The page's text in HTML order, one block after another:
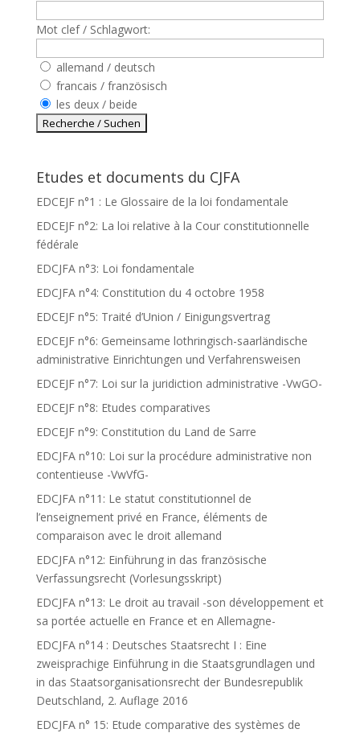
Mot clef / Schlagwort:
allemand / deutsch
francais / französisch
les deux / beide
Etudes et documents du CJFA
EDCEJF n°1 : Le Glossaire de la loi fondamentale
EDCEJF n°2: La loi relative à la Cour constitutionnelle
fédérale
EDCJFA n°3: Loi fondamentale
EDCJFA n°4: Constitution du 4 octobre 1958
EDCEJF n°5: Traité d’Union / Einigungsvertrag
EDCEJF n°6: Gemeinsame lothringisch-saarländische
administrative Einrichtungen und Verfahrensweisen
EDCEJF n°7: Loi sur la juridiction administrative -VwGO-
EDCEJF n°8: Etudes comparatives
EDCEJF n°9: Constitution du Land de Sarre
EDCJFA n°10: Loi sur la procédure administrative non
contentieuse -VwVfG-
EDCJFA n°11: Le statut constitutionnel de
l’enseignement privé en France, éléments de
comparaison avec le droit allemand
EDCJFA n°12: Einführung in das französische
Verfassungsrecht (Vorlesungsskript)
EDCJFA n°13: Le droit au travail -son développement et
sa portée actuelle en France et en Allemagne-
EDCJFA n°14 : Deutsches Staatsrecht I : Eine
zweisprachige Einführung in die Staatsgrundlagen und
in das Staatsorganisationsrecht der Bundesrepublik
Deutschland, 2. Auflage 2016
EDCJFA n° 15: Etude comparative des systèmes de